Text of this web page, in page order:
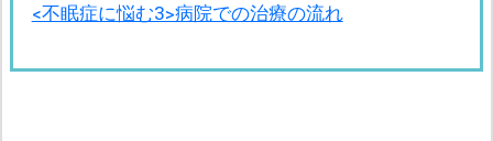
<不眠症に悩む3>病院での治療の流れ